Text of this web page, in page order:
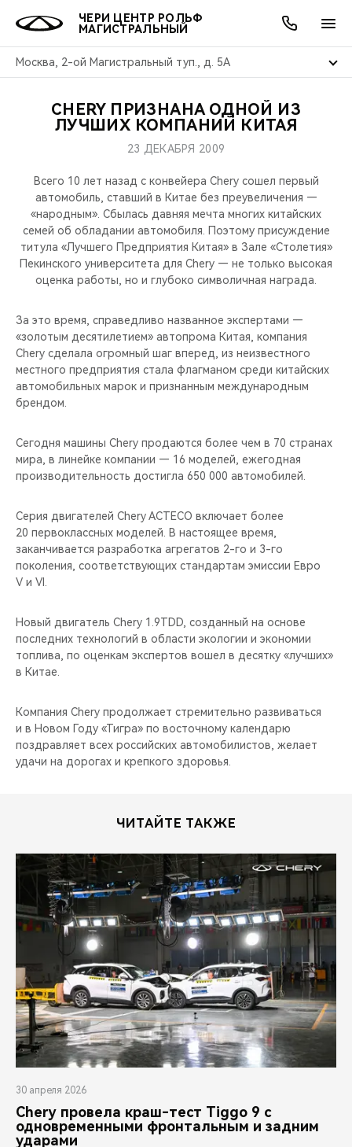
ЧЕРИ ЦЕНТР РОЛЬФ
МАГИСТРАЛЬНЫЙ
Москва, 2-ой Магистральный туп., д. 5А
МОДЕЛИ
КРОССОВЕРЫ
СЕДАНЫ
ПОКУПАТЕЛЯМ
КРЕДИТ И СТРАХОВАНИЕ
ВЛАДЕЛЬЦАМ
ЗАПЧАСТИ И АКСЕССУАРЫ
ПОДДЕРЖКА
CHERY CONNECT
МИР CHERY
О БРЕНДЕ
CHERY В СОЦСЕТЯХ
БЛАГОТВОРИТЕЛЬНОСТЬ
CHERY REMOTE
ВИДЕООБЗОРЫ
CHERY ДЛЯ ДЕТЕЙ
АКЦИИ
ОНЛАЙН СЕРВИСЫ
КРЕДИТ
О КОМПАНИИ
МЫ В СОЦСЕТЯХ
CHERY ПРИЗНАНА ОДНОЙ ИЗ
ЛУЧШИХ КОМПАНИЙ КИТАЯ
23 ДЕКАБРЯ 2009
Всего 10 лет назад с конвейера Chery сошел первый
автомобиль, ставший в Китае без преувеличения —
«народным». Сбылась давняя мечта многих китайских
семей об обладании автомобиля. Поэтому присуждение
титула «Лучшего Предприятия Китая» в Зале «Столетия»
Пекинского университета для Chery — не только высокая
оценка работы, но и глубоко символичная награда.
За это время, справедливо названное экспертами —
«золотым десятилетием» автопрома Китая, компания
Chery сделала огромный шаг вперед, из неизвестного
местного предприятия стала флагманом среди китайских
автомобильных марок и признанным международным
брендом.
Сегодня машины Chery продаются более чем в 70 странах
мира, в линейке компании — 16 моделей, ежегодная
производительность достигла 650 000 автомобилей.
Серия двигателей Chery ACTECO включает более
20 первоклассных моделей. В настоящее время,
заканчивается разработка агрегатов 2-го и 3-го
поколения, соответствующих стандартам эмиссии Евро
V и VI.
Новый двигатель Chery 1.9TDD, созданный на основе
последних технологий в области экологии и экономии
топлива, по оценкам экспертов вошел в десятку «лучших»
в Китае.
Компания Chery продолжает стремительно развиваться
и в Новом Году «Тигра» по восточному календарю
поздравляет всех российских автомобилистов, желает
удачи на дорогах и крепкого здоровья.
ЧИТАЙТЕ ТАКЖЕ
30 апреля 2026
Chery провела краш-тест Tiggo 9 с
одновременными фронтальным и задним
ударами